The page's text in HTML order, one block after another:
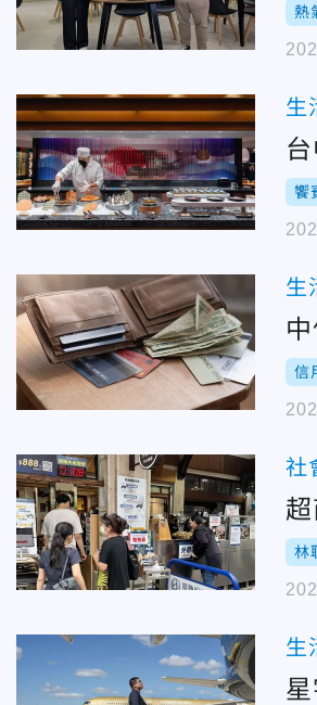
熱
生
饗
生
信
社
林
生